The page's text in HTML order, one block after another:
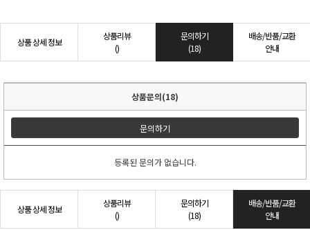
상품 상세 정보
상품리뷰
()
문의하기
(18)
배송/반품/교환
안내
상품문의(18)
문의하기
등록된 문의가 없습니다.
상품 상세 정보
상품리뷰
()
문의하기
(18)
배송/반품/교환
안내